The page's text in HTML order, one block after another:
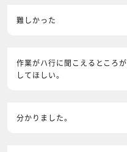
難しかった
作業がハ行に聞こえるところ
してほしい。
分かりました。